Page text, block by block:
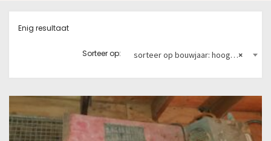
Enig resultaat
Sorteer op: ×
sorteer op bouwjaar: hoog naar laag